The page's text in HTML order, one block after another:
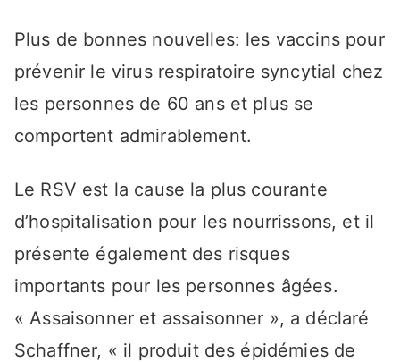
Plus de bonnes nouvelles: les vaccins pour
prévenir le virus respiratoire syncytial chez
les personnes de 60 ans et plus se
comportent admirablement.
Le RSV est la cause la plus courante
d’hospitalisation pour les nourrissons, et il
présente également des risques
importants pour les personnes âgées.
« Assaisonner et assaisonner », a déclaré
Schaffner, « il produit des épidémies de